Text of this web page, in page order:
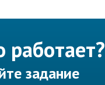
работает?
задание